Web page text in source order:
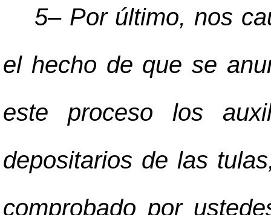
5–Por último, nos
el hecho de que se
este proceso los
depositarios de las
comprobado por